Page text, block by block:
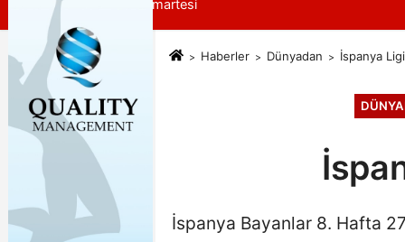
8 Ağustos 2026, Cumartesi
Haberler Dünyadan İspanya
İspanya Bayanlar 8. Hafta